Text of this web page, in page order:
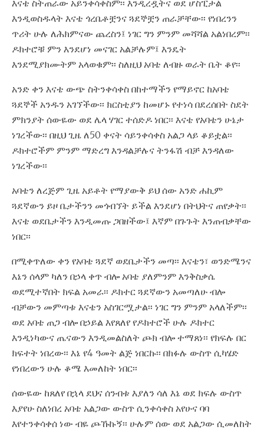
እናቴ ስትጠራው አይንቀሳቀስም፡፡ እንዲረዷትና ወደ ሆስፒታል
እንዲወስዱላት እናቴ ጎረቤቶቿንና ጓደኞቿን ጠራቻቸው፡፡ የነበረንን
ጥሪት ሁሉ ለሕክምናው ጨረስን፤ ነገር ግን ምንም መሻሻል አልነበረም፡፡
ዶክተሮቹ ምን እንደሆነ መናገር አልቻሉም፤ እንዴት
እንደሚያክሙትም አላወቁም፡፡ ስለዚህ አባቴ ለብዙ ወራት ቤት ቆየ፡፡
አንድ ቀን እናቴ ውጭ ስትንቀሳቀስ በከተማችን የማይኖር ከአባቴ
ጓደኞች አንዱን አገኘችው፡፡ ክርስቲያን ከመሆኑ የተነሳ በደረሰበት ስደት
ምክንያት ሰውዬው ወደ ሌላ ሃገር ተሰድዶ ነበር፡፡ እናቴ የአባቴን ሁኔታ
ነገረችው፡፡ በዚህ ጊዜ ለ50 ቀናት ሳይንቀሳቀስ አልጋ ላይ ቆይቷል፡፡
ዶክተሮችም ምንም ማድረግ እንዳልቻሉና ትንፋሽ ብቻ እንዳለው
ነገረችው፡፡
አባቴን ለረጅም ጊዜ አይቶት የማያውቅ ይህ ሰው አንድ ሐኪም
ጓደኛውን ይዞ ቤታችንን መጎብኘት ይችል እንደሆነ በትህትና ጠየቃት፡፡
እናቴ ወደቤታችን እንዲመጡ ጋበዘችው፤ እኛም በጉጉት እንጠብቃቸው
ነበር፡፡
በሚቀጥለው ቀን የአባቴ ጓደኛ ወደቤታችን መጣ፡፡ እናቴን፣ ወንድሜንና
እኔን ሰላም ካለን በኃላ ቀጥ ብሎ አባቴ ያለምንም እንቅስቃሴ
ወደሚተኛበት ክፍል አመራ፡፡ ዶክተር ጓደኛውን አመጣለሁ ብሎ
ብቻውን መምጣቱ እናቴን አስገርሟታል፡፡ ነገር ግን ምንም አላለችም፡፡
ወደ አባቴ ጠጋ ብሎ በኃይል እየጸለየ የዶክተሮች ሁሉ ዶክተር
እንዲነካውና ጤናውን እንዲመልስለት ጮክ ብሎ ተማጸነ፡፡ የክፍሉ በር
ክፍተት ነበረው፡፡ እኔ የ4 ዓመት ልጅ ነበርኩ፡፡ በክፉሉ ውስጥ ሲካሄድ
የነበረውን ሁሉ ቆሜ እመለከት ነበር፡፡
ሰውዬው ከጸለየ በኋላ ደህና ሰንብቱ እያለን ሳለ እኔ ወደ ክፍሉ ውስጥ
እያየሁ ስለነበረ አባቴ አልጋው ውስጥ ሲንቀሳቀስ አየሁና ባባ
እየተንቀሳቀሰ ነው ብዬ ጮኹኩኝ፡፡ ሁሉም ሰው ወደ አልጋው ሲመለከት